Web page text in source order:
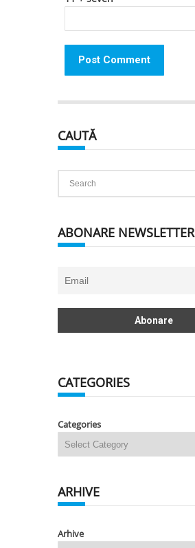
CAUTĂ
ABONARE NEWSLETTER
CATEGORIES
Categories
ARHIVE
Arhive